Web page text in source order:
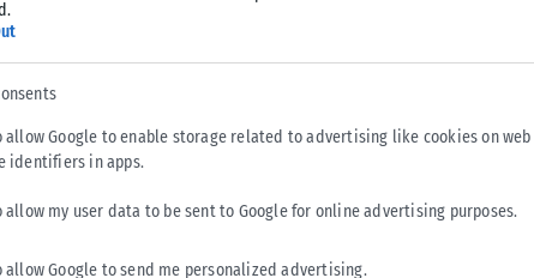
allow Google to enable storage related to advertising like cookies on web
identifiers in apps.
allow my user data to be sent to Google for online advertising purposes.
allow Google to send me personalized advertising.
Κινητικότητας, Πρόδρομος Νικηφορίδης,
και από αυτούς τουλάχιστον το 60% έχουν πολλά
Μετά την Ελένη Ζωγράφου θα συνεχίσουμε σε άλλους
επόμενα χρόνια, γιατί πρέπει να παραδώσουμε την πόλη σε